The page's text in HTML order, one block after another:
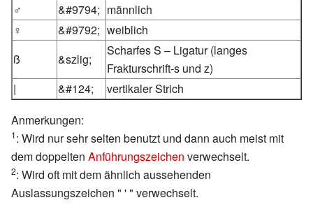
♂
&#9794; männlich
♀
&#9792; weiblich
ß
&szlig;
Scharfes S – Ligatur (langes
Frakturschrift-s und z)
|
&#124;
vertikaler Strich
Anmerkungen:
1: Wird nur sehr selten benutzt und dann auch meist mit
dem doppelten Anführungszeichen verwechselt.
2: Wird oft mit dem ähnlich aussehenden
Auslassungszeichen " ' " verwechselt.